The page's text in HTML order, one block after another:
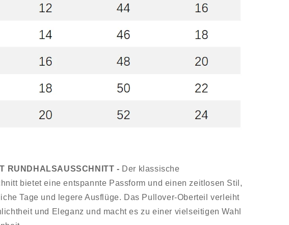
RUNDHALSAUSSCHNITT - Der klassische
bietet eine entspannte Passform und einen zeitlosen Stil,
Tage und legere Ausflüge. Das Pullover-Oberteil verleiht
und Eleganz und macht es zu einer vielseitigen Wahl